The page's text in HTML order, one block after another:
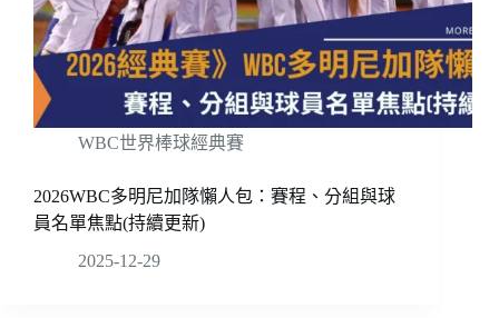
WBC世界棒球經典賽
2026WBC多明尼加隊懶人包：賽程、分組與球
員名單焦點(持續更新)
2025-12-29